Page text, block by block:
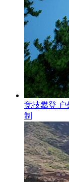
竞技攀登 户
制